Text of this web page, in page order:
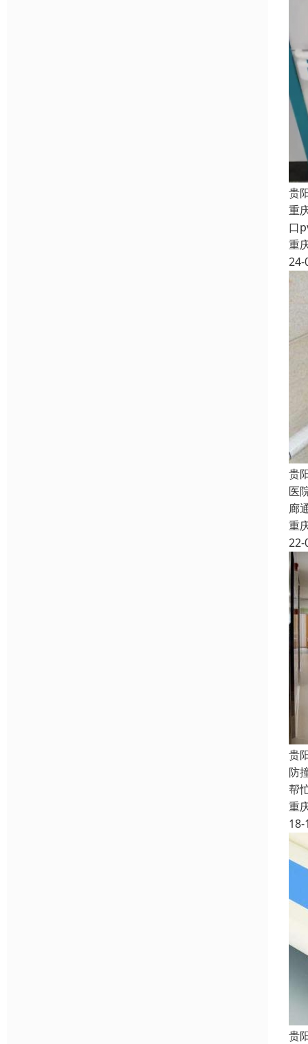
贵
重
口
重
24-
贵
医
廊
重
22-
贵
防
帮
重
18-
贵